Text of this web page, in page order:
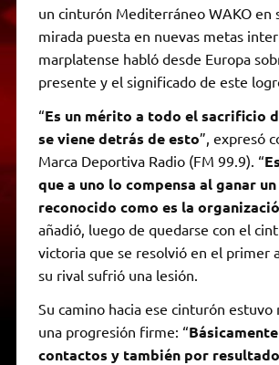
un cinturón Mediterráneo WAKO en
mirada puesta en nuevas metas
marplatense habló desde Europa
presente y el significado de este
“Es un mérito a todo el sacrificio
se viene detrás de esto”, expresó
Marca Deportiva Radio (FM 99.9). “
que a uno lo compensa al ganar
reconocido como es la
añadió, luego de quedarse con el
victoria que se resolvió en el primer
su rival sufrió una lesión.
Su camino hacia ese cinturón estuvo
una progresión firme: “
contactos y también por